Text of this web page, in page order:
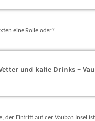
eine Rolle oder?
und kalte Drinks –
der Eintritt auf der Vauban Insel ist